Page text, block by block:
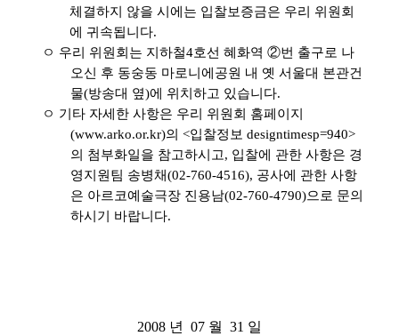
체결하지 않을 시에는 입찰보증금은 우리 위원회
에 귀속됩니다.
ㅇ 우리 위원회는 지하철4호선 혜화역 ②번 출구로 나
오신 후 동숭동 마로니에공원 내 옛 서울대 본관건
물(방송대 옆)에 위치하고 있습니다.
ㅇ 기타 자세한 사항은 우리 위원회 홈페이지
(www.arko.or.kr)의 <입찰정보 designtimesp=940>
의 첨부화일을 참고하시고, 입찰에 관한 사항은 경
영지원팀 송병채(02-760-4516), 공사에 관한 사항
은 아르코예술극장 진용남(02-760-4790)으로 문의
하시기 바랍니다.
2008 년 07 월 31 일